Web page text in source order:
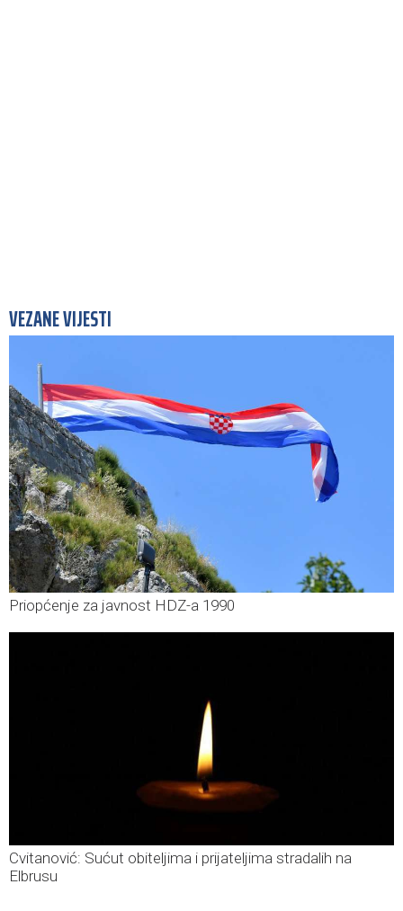
VEZANE VIJESTI
Priopćenje za javnost HDZ-a 1990
Cvitanović: Sućut obiteljima i prijateljima stradalih na
Elbrusu